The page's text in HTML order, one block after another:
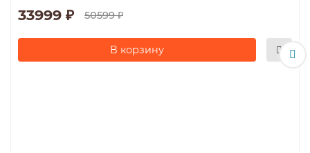
33999 ₽ 50599 ₽
В корзину